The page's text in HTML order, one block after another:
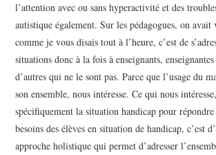
l’attention avec ou sans hyperactivité et des
autistique également. Sur les pédagogues, on avait
comme je vous disais tout à l’heure, c’est de
situations donc à la fois à enseignants,
d’autres qui ne le sont pas. Parce que l’usage du
son ensemble, nous intéresse. Ce qui nous
spécifiquement la situation handicap pour
besoins des élèves en situation de handicap, c’est
approche holistique qui permet d’adresser